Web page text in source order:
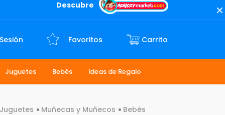
Descubre
Favoritos
Juguetes Bebés Ideas de Regalo
Juguetes Muñecas y Muñecos Bebés